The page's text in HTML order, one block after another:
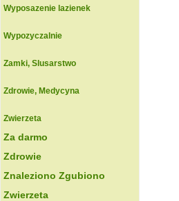
Wyposazenie lazienek
Wypozyczalnie
Zamki, Slusarstwo
Zdrowie, Medycyna
Zwierzeta
Za darmo
Zdrowie
Znaleziono Zgubiono
Zwierzeta